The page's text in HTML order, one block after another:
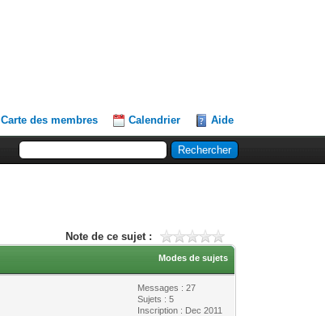
Carte des membres Calendrier Aide
Note de ce sujet :
Modes de sujets
Messages : 27
Sujets : 5
Inscription : Dec 2011